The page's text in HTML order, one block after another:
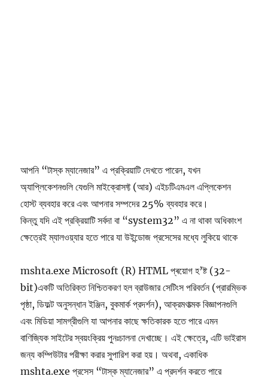
আপনি “টাস্ক ম্যানেজার” এ প্রক্রিয়াটি দেখতে পারেন, যখন
অ্যাপ্লিকেশনগুলি যেগুলি মাইক্রোসফ্ট (আর) এইচটিএমএল এপ্লিকেশন
হোস্ট ব্যবহার করে এবং আপনার সম্পদের 25% ব্যবহার করে।
কিন্তু যদি এই প্রক্রিয়াটি সর্বদা বা “system32” এ না থাকা অধিকাংশ
ক্ষেত্রেই ম্যালওয়্যার হতে পারে যা উইন্ডোজ প্রসেসের মধ্যে লুকিয়ে থাকে
mshta.exe Microsoft (R) HTML প্ৰয়োগ হ’ষ্ট (32-
bit)একটি অতিরিক্ত নিশ্চিতকরণ হল ব্রাউজার সেটিংস পরিবর্তন (প্রারম্ভিক
পৃষ্ঠা, ডিফল্ট অনুসন্ধান ইঞ্জিন, বুকমার্ক প্রদর্শন), আক্রমণাত্মক বিজ্ঞাপনগুলি
এবং মিডিয়া সামগ্রীগুলি যা আপনার কাছে ক্ষতিকারক হতে পারে এমন
বাণিজ্যিক সাইটের স্বয়ংক্রিয় পুনঃচালনা দেখাচ্ছে। এই ক্ষেত্রে, এটি ভাইরাস
জন্য কম্পিউটার পরীক্ষা করার সুপারিশ করা হয়। অথবা, একাধিক
mshta.exe প্রসেস “টাস্ক ম্যানেজার” এ প্রদর্শন করতে পারে